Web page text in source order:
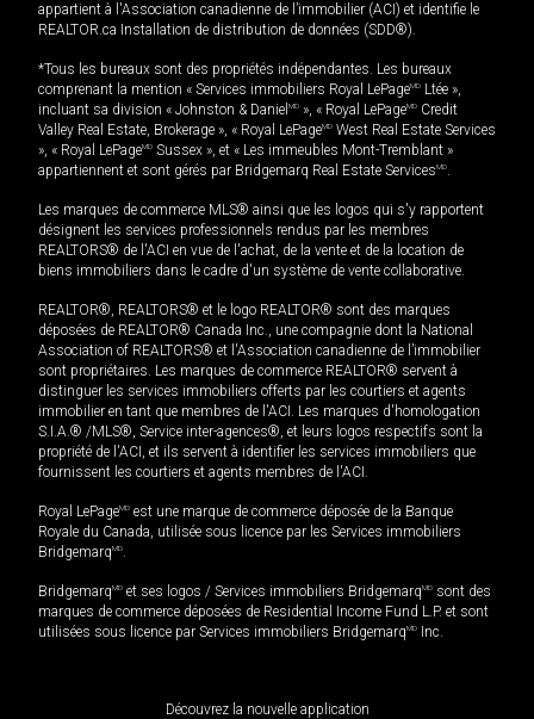
appartient à l'Association canadienne de l’immobilier (ACI) et identifie le
REALTOR.ca Installation de distribution de données (SDD®).
*Tous les bureaux sont des propriétés indépendantes. Les bureaux
comprenant la mention « Services immobiliers Royal LePageMD Ltée »,
incluant sa division « Johnston & Daniel MD », « Royal LePageMD Credit
Valley Real Estate, Brokerage », « Royal LePageMD West Real Estate Services
», « Royal LePageMD Sussex », et « Les immeubles Mont-Tremblant »
appartiennent et sont gérés par Bridgemarq Real Estate ServicesMD.
Les marques de commerce MLS® ainsi que les logos qui s'y rapportent
désignent les services professionnels rendus par les membres
REALTORS® de l'ACI en vue de l'achat, de la vente et de la location de
biens immobiliers dans le cadre d'un système de vente collaborative.
REALTOR®, REALTORS® et le logo REALTOR® sont des marques
déposées de REALTOR® Canada Inc., une compagnie dont la National
Association of REALTORS® et l'Association canadienne de l’immobilier
sont propriétaires. Les marques de commerce REALTOR® servent à
distinguer les services immobiliers offerts par les courtiers et agents
immobilier en tant que membres de l'ACI. Les marques d'homologation
S.I.A.® /MLS®, Service inter-agences®, et leurs logos respectifs sont la
propriété de l'ACI, et ils servent à identifier les services immobiliers que
fournissent les courtiers et agents membres de l'ACI.
Royal LePageMD est une marque de commerce déposée de la Banque
Royale du Canada, utilisée sous licence par les Services immobiliers
BridgemarqMD.
BridgemarqMD et ses logos / Services immobiliers BridgemarqMD sont des
marques de commerce déposées de Residential Income Fund L.P. et sont
utilisées sous licence par Services immobiliers BridgemarqMD Inc.
Découvrez la nouvelle application